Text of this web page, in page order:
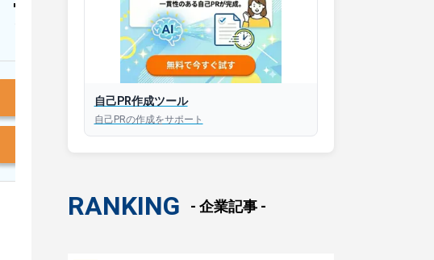
AIと対話して面接練習ができ
iOS版はこちら自己PR作成ツール
自己PRの作成をサポート
RANKING - 企業記事 -